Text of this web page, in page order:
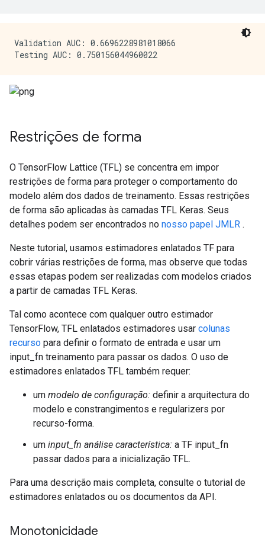
Validation AUC: 0.6696228981018066
Restrições de forma
O TensorFlow Lattice (TFL) se concentra em impor
restrições de forma para proteger o comportamento do
modelo além dos dados de treinamento. Essas restrições
de forma são aplicadas às camadas TFL Keras. Seus
detalhes podem ser encontrados no nosso papel JMLR .
Neste tutorial, usamos estimadores enlatados TF para
cobrir várias restrições de forma, mas observe que todas
essas etapas podem ser realizadas com modelos criados
a partir de camadas TFL Keras.
Tal como acontece com qualquer outro estimador
TensorFlow, TFL enlatados estimadores usar colunas
recurso para definir o formato de entrada e usar um
input_fn treinamento para passar os dados. O uso de
estimadores enlatados TFL também requer:
um modelo de configuração: definir a arquitectura do
modelo e constrangimentos e regularizers por
recurso-forma.
um input_fn análise característica: a TF input_fn
passar dados para a inicialização TFL.
Para uma descrição mais completa, consulte o tutorial de
estimadores enlatados ou os documentos da API.
Monotonicidade